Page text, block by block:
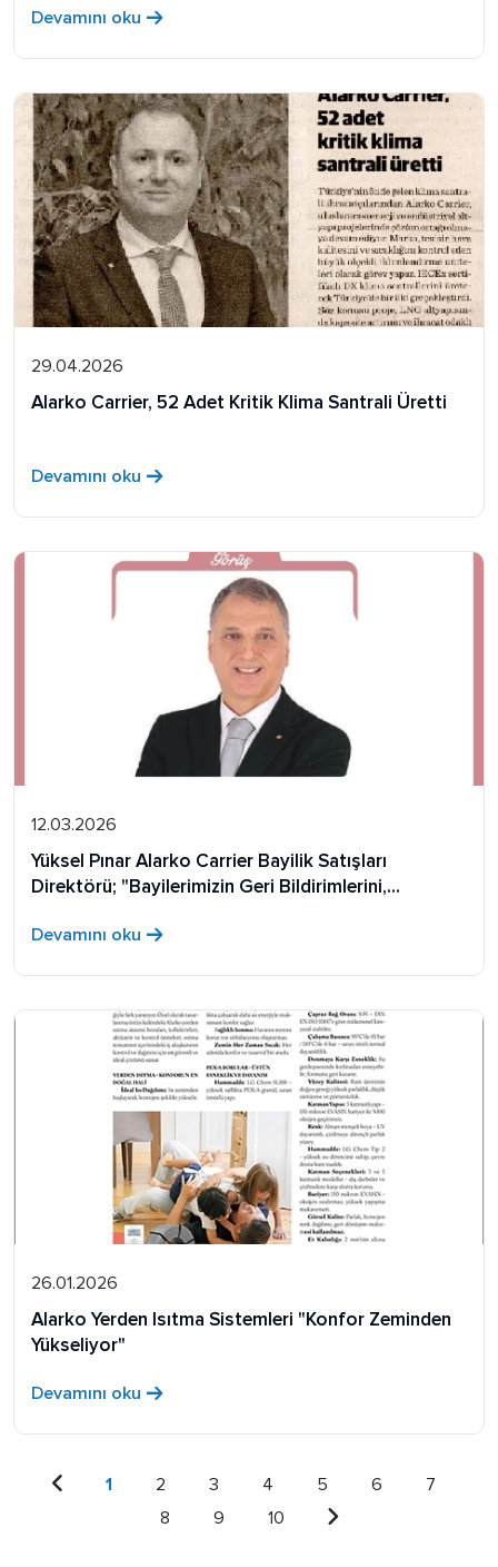
Devamını oku
29.04.2026
Alarko Carrier, 52 Adet Kritik Klima Santrali Üretti
Devamını oku
12.03.2026
Yüksel Pınar Alarko Carrier Bayilik Satışları
Direktörü; "Bayilerimizin Geri Bildirimlerini,
Değerlendiriyoruz"
Devamını oku
26.01.2026
Alarko Yerden Isıtma Sistemleri "Konfor Zeminden
Yükseliyor"
Devamını oku
1 2 3 4 5 6
7
8
9 10